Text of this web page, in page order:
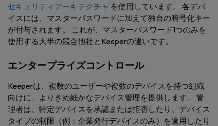
セキュリティアーキテクチャ を使用しています。 各デバ
イスには、マスターパスワードに加えて独自の暗号化キー
が付与されます。 これが、マスターパスワード1つのみを
使用する大半の競合他社とKeeperの違いです。
エンタープライズコントロール
Keeperは、複数のユーザーや複数のデバイスを持つ組織
向けに、よりきめ細かなデバイス管理を提供します。 管
理者は、特定デバイスを承認または拒否したり、デバイス
タイプの制限（例：企業発行デバイスのみ）を適用したり